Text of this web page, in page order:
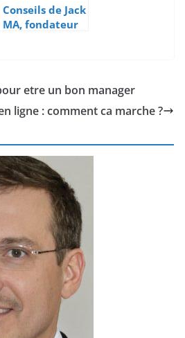
Conseils de Jack
MA, fondateur
différemment
pour
transformer
entreprise
etre un bon manager
ligne : comment ca marche ?